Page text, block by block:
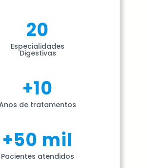
20
Especialidades
Digestivas
+10
de tratamentos
+50 mil
Pacientes atendidos